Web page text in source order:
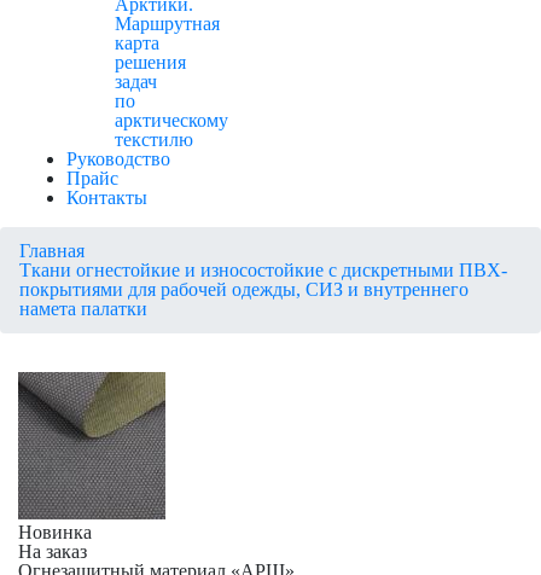
Арктики.
Маршрутная
карта
решения
задач
по
арктическому
текстилю
Руководство
Прайс
Контакты
Главная
Ткани огнестойкие и износостойкие с дискретными ПВХ-
покрытиями для рабочей одежды, СИЗ и внутреннего
намета палатки
Новинка
На заказ
Огнезащитный материал «АРШ»